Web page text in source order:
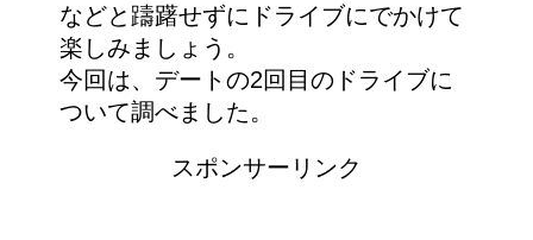
などと躊躇せずにドライブにでかけて
楽しみましょう。
今回は、デートの2回目のドライブに
ついて調べました。
スポンサーリンク